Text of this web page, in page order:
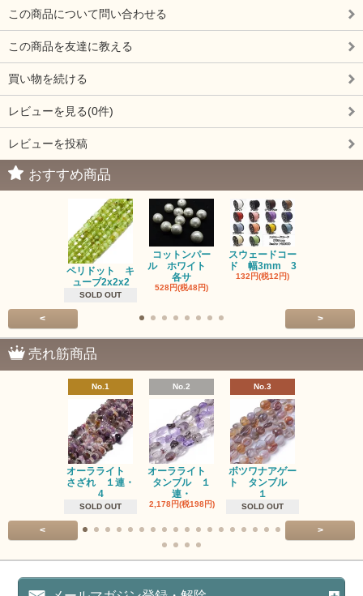
この商品について問い合わせる
この商品を友達に教える
買い物を続ける
レビューを見る(0件)
レビューを投稿
おすすめ商品
ペリドット キ
ューブ2x2x2
SOLD OUT
コットンパー
ル ホワイト
各サ
528円(税48円)
スウェードコー
ド 幅3mm 3
132円(税12円)
< >
売れ筋商品
No.1
オーラライト
さざれ １連・
4
SOLD OUT
No.2
オーラライト
タンブル １
連・
2,178円(税198円)
No.3
ボツワナアゲー
ト タンブル
１
SOLD OUT
< >